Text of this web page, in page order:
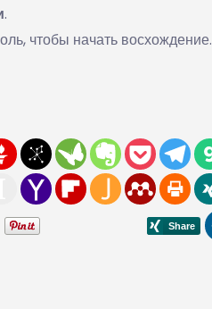
.
чтобы начать восхождение.